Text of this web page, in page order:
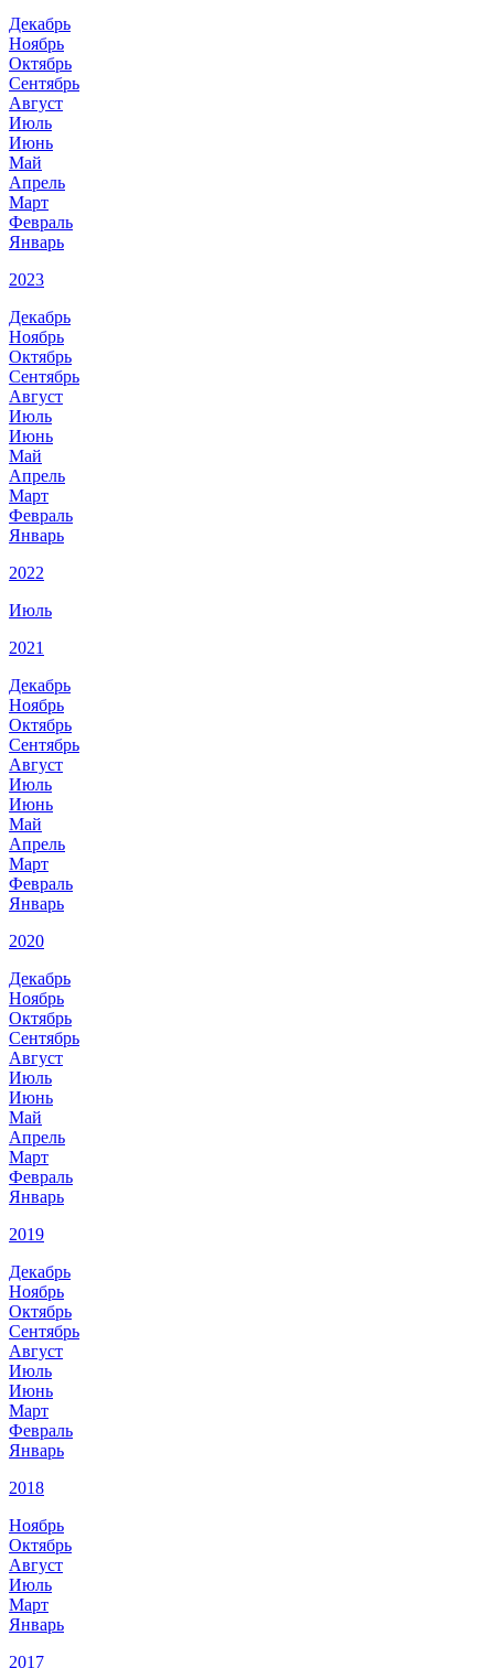
Декабрь
Ноябрь
Октябрь
Сентябрь
Август
Июль
Июнь
Май
Апрель
Март
Февраль
Январь
2023
Декабрь
Ноябрь
Октябрь
Сентябрь
Август
Июль
Июнь
Май
Апрель
Март
Февраль
Январь
2022
Июль
2021
Декабрь
Ноябрь
Октябрь
Сентябрь
Август
Июль
Июнь
Май
Апрель
Март
Февраль
Январь
2020
Декабрь
Ноябрь
Октябрь
Сентябрь
Август
Июль
Июнь
Май
Апрель
Март
Февраль
Январь
2019
Декабрь
Ноябрь
Октябрь
Сентябрь
Август
Июль
Июнь
Март
Февраль
Январь
2018
Ноябрь
Октябрь
Август
Июль
Март
Январь
2017